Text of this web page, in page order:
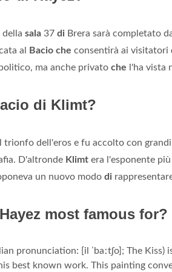
sala 37 di Brera sarà completato
al
Bacio che consentirà ai visitatori
ma anche privato che l'ha vista
di Klimt?
trionfo dell'eros e fu accolto con
D'altronde Klimt era l'esponente
un nuovo modo di
most famous for?
pronunciation: [il ˈbaːtʃo]; The
best known work. This painting